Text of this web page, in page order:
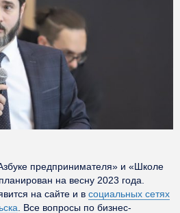
предпринимателя» и «Школе
на весну 2023 года.
на сайте и в социальных сетях
. Все вопросы по бизнес-